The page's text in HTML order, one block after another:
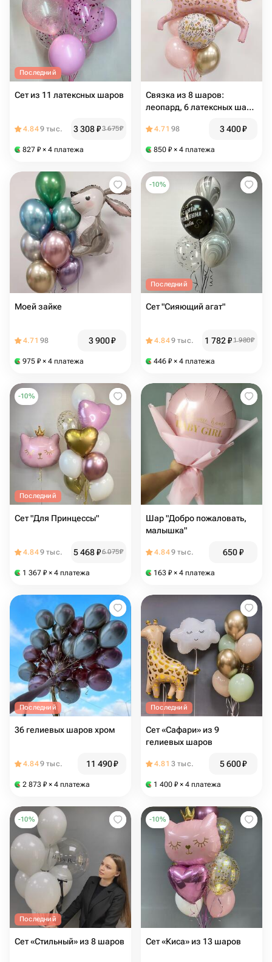
Последний
Сет из 11 латексных шаров
4.849 тыс. 3 308₽3 675₽
827 ₽ × 4 платежа
Связка из 8 шаров:
леопард, 6 латексных шара
4.71 98 3 400₽
850 ₽ × 4 платежа
Моей зайке
4.71 98 3 900₽
975 ₽ × 4 платежа
-10%
Последний
Сет "Сияющий агат"
4.849 тыс. 1 782₽1 980₽
446 ₽ × 4 платежа
-10%
Последний
Сет "Для Принцессы"
4.849 тыс. 5 468₽6 075₽
1 367 ₽ × 4 платежа
Шар "Добро пожаловать,
малышка"
4.849 тыс. 650₽
163 ₽ × 4 платежа
Последний
36 гелиевых шаров хром
4.849 тыс. 11 490₽
2 873 ₽ × 4 платежа
Последний
Сет «Сафари» из 9
гелиевых шаров
4.81 3 тыс. 5 600₽
1 400 ₽ × 4 платежа
-10%
Последний
Сет «Стильный» из 8 шаров
-10%
Сет «Киса» из 13 шаров